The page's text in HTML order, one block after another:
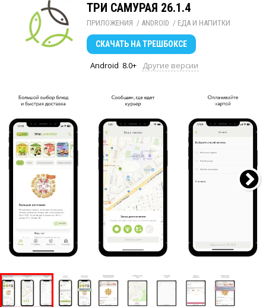
ТРИ САМУРАЯ 26.1.4
ПРИЛОЖЕНИЯ / ANDROID / ЕДА И НАПИТКИ
СКАЧАТЬ НА ТРЕШБОКСЕ
Android 8.0+ Другие версии